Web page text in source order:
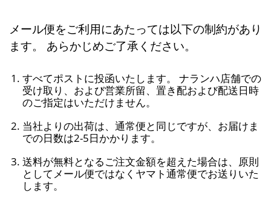
メール便をご利用にあたっては以下の制約があり
ます。 あらかじめご了承ください。
すべてポストに投函いたします。 ナランハ店舗での
受け取り、および営業所留、置き配および配送日時
のご指定はいただけません。
当社よりの出荷は、通常便と同じですが、お届けま
での日数は2-5日かかります。
送料が無料となるご注文金額を超えた場合は、原則
としてメール便ではなくヤマト通常便でお送りいた
します。